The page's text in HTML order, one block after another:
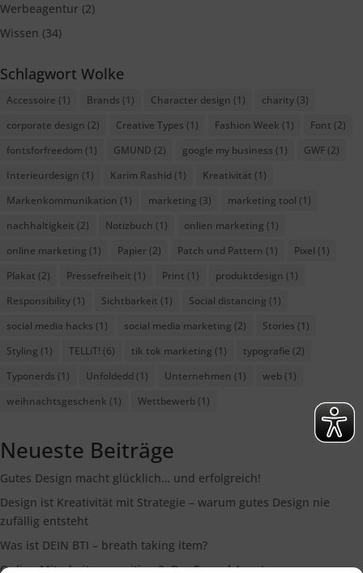
Werbeagentur (2)
Wissen (34)
Schlagwort Wolke
Accessoire (1) Brands (1) Character design (1) charity (3)
corporate design (2) Creative Types (1) Fashion Week (1) Font (2)
fontsforfreedom (1) GMUND (2) google my business (1) GWF (2)
Interieurdesign (1) Karim Rashid (1) Kreativität (1)
Markenkommunikation (1) marketing (3) marketing tool (1)
nachhaltigkeit (2) Notizbuch (1) onlien marketing (1)
online marketing (1) Papier (2) Patch und Pattern (1) Pixel (1)
Plakat (2) Pressefreiheit (1) Print (1) produktdesign (1)
Responsibility (1) Sichtbarkeit (1) Social distancing (1)
social media hacks (1) social media marketing (2) Stories (1)
Styling (1) TELLiT! (6) tik tok marketing (1) typografie (2)
Typonerds (1) Unfoldedd (1) Unternehmen (1) web (1)
weihnachtsgeschenk (1) Wettbewerb (1)
Neueste Beiträge
Gutes Design macht glücklich… und erfolgreich!
Design ist Kreativität mit Strategie – warum gutes Design nie
zufällig entsteht
Was ist DEIN BTI – breath taking item?
Online Mitarbeiterrecruiting 3: Der Funnel Ansatz